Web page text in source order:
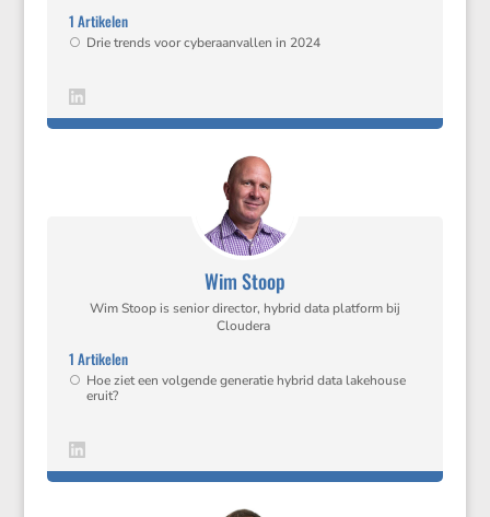
1 Artikelen
Drie trends voor cyber­aan­vallen in 2024
Wim Stoop
1 Artikelen
Wim Stoop is senior director, hybrid data platform bij
Cloudera
Hoe ziet een volgende generatie hybrid data lakehouse
eruit?